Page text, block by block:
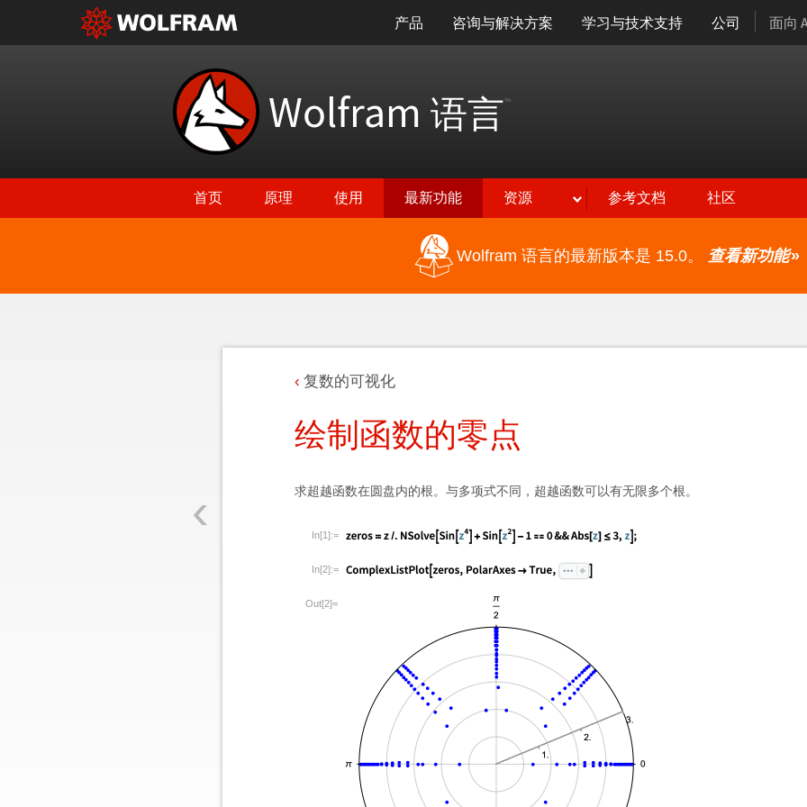
产品 咨询与解决方案 学习与技术支持 公司 面向
Wolfram 语言™
首页 原理 使用 最新功能 资源 参考文档 社区
Wolfram 语言的最新版本是 15.0。 查看新功能»
‹
复数的可视化
绘制函数的零点
求超越函数在圆盘内的根。与多项式不同，超越函数可以有无限多个根。
In[1]:=
In[2]:=
Out[2]=